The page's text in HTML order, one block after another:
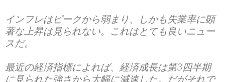
インフレはピークから弱まり、しかも失業率に顕
著な上昇は見られない。これはとても良いニュー
スだ。
最近の経済指標によれば、経済成長は第3四半期
に見られた強さから大幅に減速した。だがそれで